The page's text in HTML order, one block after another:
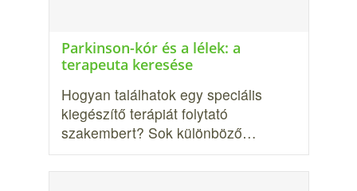
Parkinson-kór és a lélek: a
terapeuta keresése
Hogyan találhatok egy speciális
kiegészítő terápiát folytató
szakembert? Sok különböző…